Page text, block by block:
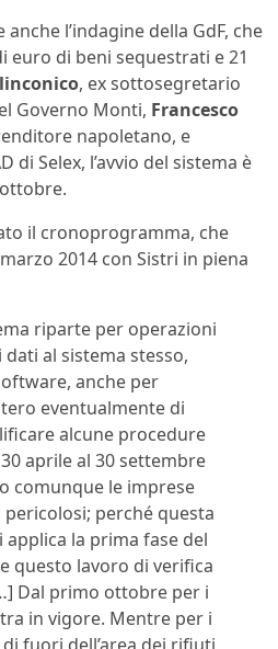
l’indagine della GdF, che
euro di beni sequestrati e 21
, ex sottosegretario
Governo Monti, Francesco
napoletano, e
di Selex, l’avvio del sistema è
il cronoprogramma, che
2014 con Sistri in piena
riparte per operazioni
al sistema stesso,
anche per
eventualmente di
alcune procedure
aprile al 30 settembre
comunque le imprese
perché questa
applica la prima fase del
questo lavoro di verifica
Dal primo ottobre per i
in vigore. Mentre per i